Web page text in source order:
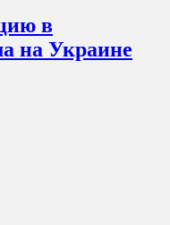
в
на Украине